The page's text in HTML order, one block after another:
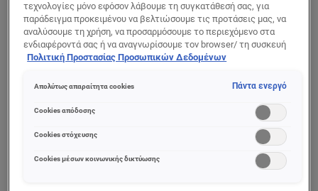
Ημέρας με SPF 25
τεχνολογίες μόνο εφόσον λάβουμε τη συγκατάθεσή σας, για
παράδειγμα προκειμένου να βελτιώσουμε τις προτάσεις μας, να
αναλύσουμε τη χρήση, να προσαρμόσουμε το περιεχόμενο στα
ενδιαφέροντά σας ή να αναγνωρίσουμε τον browser/ τη συσκευή
σας για τη δημιουργία προφίλ με τα ενδιαφέροντά σας και να σας
διαδικτυακές προτάσεις. Μπορείτε να αποδεχθείτε cookies τα
(«Απόρριψη όλων») ή να ρυθμίσετε και να αποθηκεύσετε τις
επιλογές σας («Αποθήκευση επιλογών»). Μπορείτε επίσης, ανά
πάσα στιγμή, να ελέγξετε και να ρυθμίσετε εκ νέου τις επιλογές
Περισσότερες πληροφορίες μπορείτε να βρείτε στην
Πολιτική Προστασίας Προσωπικών Δεδομένων
Απολύτως απαραίτητα cookies Πάντα ενεργό
Cookies απόδοσης
Cookies στόχευσης
Cookies μέσων κοινωνικής δικτύωσης